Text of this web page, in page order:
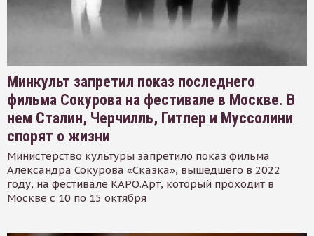
Минкульт запретил показ последнего
фильма Сокурова на фестивале в Москве. В
нем Сталин, Черчилль, Гитлер и Муссолини
спорят о жизни
Министерство культуры запретило показ фильма
Александра Сокурова «Сказка», вышедшего в 2022
году, на фестивале КАРО.Арт, который проходит в
Москве с 10 по 15 октября